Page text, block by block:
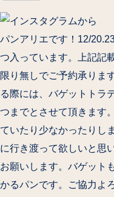
パンアリエです！12/
つ入っています。上記記
限り無しでご予約承りま
る際には、バゲットトラ
つまでとさせて頂きます
ていたり少なかったりし
に行き渡って欲しいと思
お願いします。バゲット
かるパンです。ご協力よ